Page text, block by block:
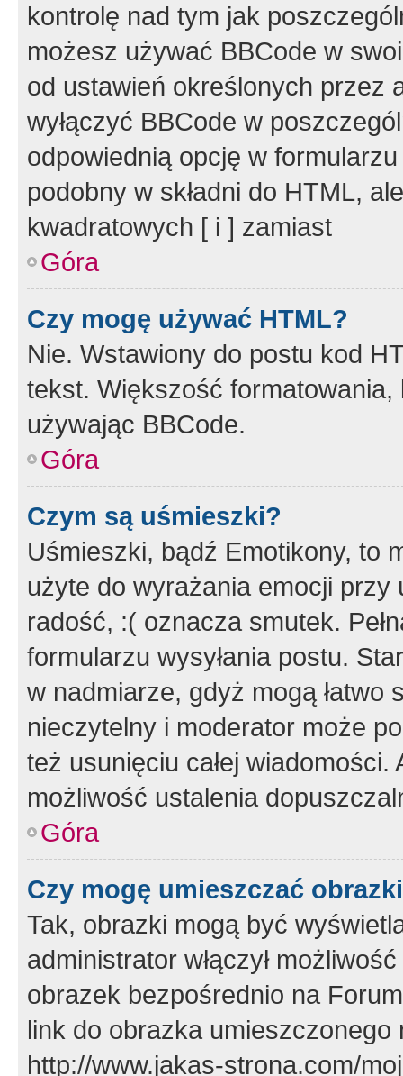
kontrolę nad tym jak
możesz używać BBCode w
od ustawień określonych przez
wyłączyć BBCode w
odpowiednią opcję w
podobny w składni do HTML,
kwadratowych [ i ] zamiast
Góra
Czy mogę używać HTML?
Nie. Wstawiony do postu kod
tekst. Większość
używając BBCode.
Góra
Czym są uśmieszki?
Uśmieszki, bądź Emotikony, to
użyte do wyrażania emocji
radość, :( oznacza smutek.
formularzu wysyłania postu.
w nadmiarze, gdyż mogą
nieczytelny i moderator może
też usunięciu całej
możliwość ustalenia
Góra
Czy mogę umieszczać
Tak, obrazki mogą być
administrator włączył
obrazek bezpośrednio na
link do obrazka
http://www.jakas-strona.com/